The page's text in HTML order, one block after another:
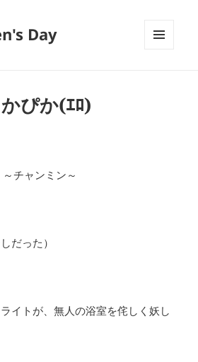
Day
かぴか(ｴﾛ)
～チャンミン～
だった）
イトが、無人の浴室を侘しく妖し